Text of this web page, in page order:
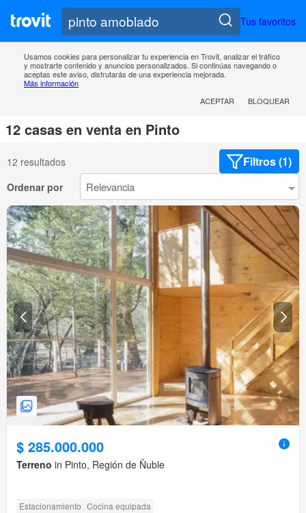
Tus favoritos
Usamos cookies para personalizar tu experiencia en Trovit, analizar el tráfico
y mostrarte contenido y anuncios personalizados. Si continúas navegando o
aceptas este aviso, disfrutarás de una experiencia mejorada.
Más información
ACEPTAR
BLOQUEAR
12 casas en venta en Pinto
12 resultados Filtros (1)
Ordenar por
$ 285.000.000
Terreno in Pinto, Región de Ñuble
Estacionamiento Cocina equipada